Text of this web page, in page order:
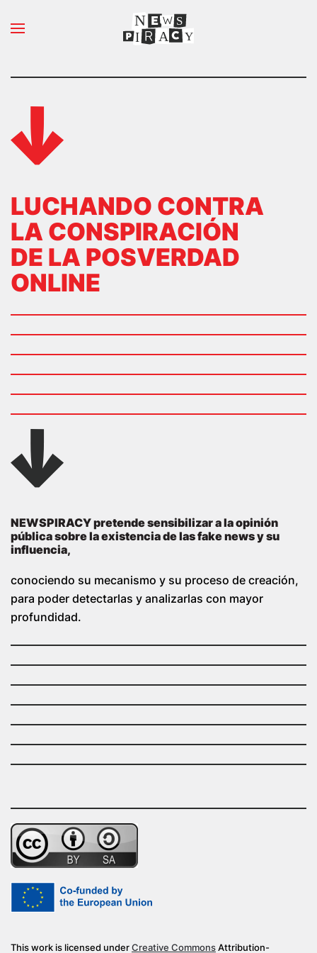
Ir al contenido principal
N S
I A Y
LUCHANDO CONTRA
LA CONSPIRACIÓN
DE LA POSVERDAD
ONLINE
NEWSPIRACY pretende sensibilizar a la opinión
pública sobre la existencia de las fake news y su
influencia,
conociendo su mecanismo y su proceso de creación,
para poder detectarlas y analizarlas con mayor
profundidad.
This work is licensed underCreative CommonsAttribution-